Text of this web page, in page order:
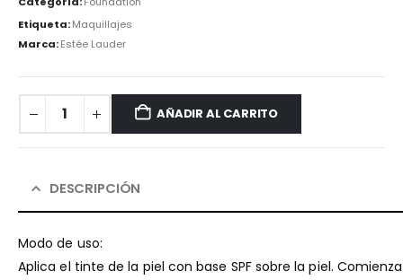
Etiqueta:Maquillajes
Marca:Estée Lauder
AÑADIR AL CARRITO
DESCRIPCIÓN
Modo de uso:
Aplica el tinte de la piel con base SPF sobre la piel.